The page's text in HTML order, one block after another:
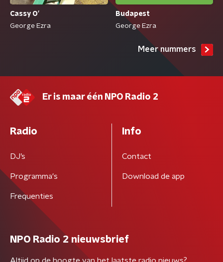
Cassy O'
George Ezra
Budapest
George Ezra
Meer nummers
Er is maar één NPO Radio 2
Radio
DJ’s
Programma's
Frequenties
Info
Contact
Download de app
NPO Radio 2 nieuwsbrief